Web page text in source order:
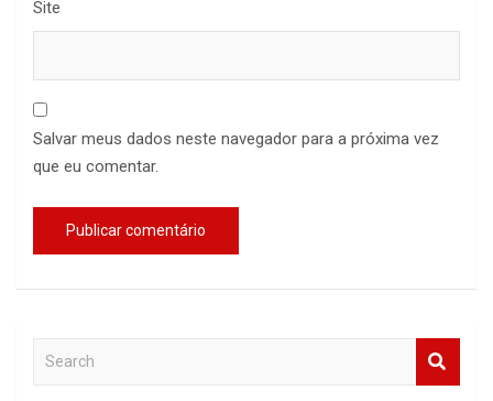
Site
Salvar meus dados neste navegador para a próxima vez
que eu comentar.